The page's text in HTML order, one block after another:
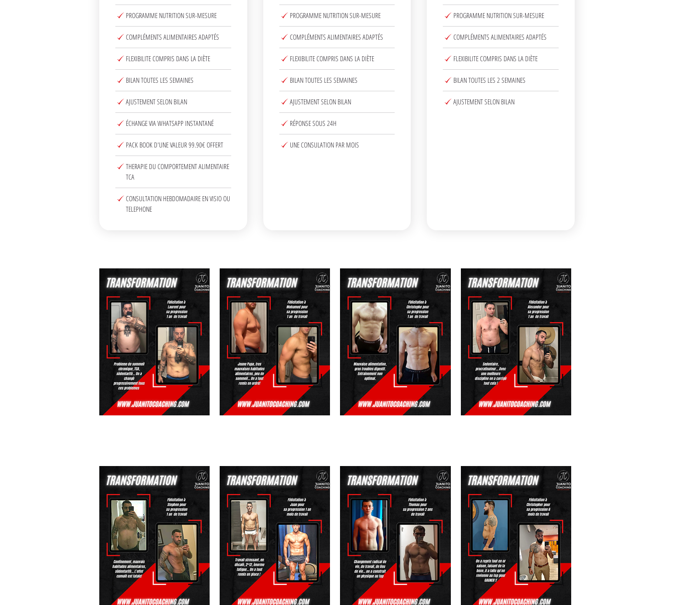
PROGRAMME NUTRITION SUR-MESURE
COMPLÉMENTS ALIMENTAIRES ADAPTÉS
FLEXIBILITE COMPRIS DANS LA DIÈTE
BILAN TOUTES LES SEMAINES
AJUSTEMENT SELON BILAN
ÉCHANGE VIA WHATSAPP INSTANTANÉ
PACK BOOK D'UNE VALEUR 99.90€ OFFERT
THERAPIE DU COMPORTEMENT ALIMENTAIRE
TCA
CONSULTATION HEBDOMADAIRE EN VISIO OU
TELEPHONE
PROGRAMME NUTRITION SUR-MESURE
COMPLÉMENTS ALIMENTAIRES ADAPTÉS
FLEXIBILITE COMPRIS DANS LA DIÈTE
BILAN TOUTES LES SEMAINES
AJUSTEMENT SELON BILAN
RÉPONSE SOUS 24H
UNE CONSULATION PAR MOIS
PROGRAMME NUTRITION SUR-MESURE
COMPLÉMENTS ALIMENTAIRES ADAPTÉS
FLEXIBILITE COMPRIS DANS LA DIÈTE
BILAN TOUTES LES 2 SEMAINES
AJUSTEMENT SELON BILAN